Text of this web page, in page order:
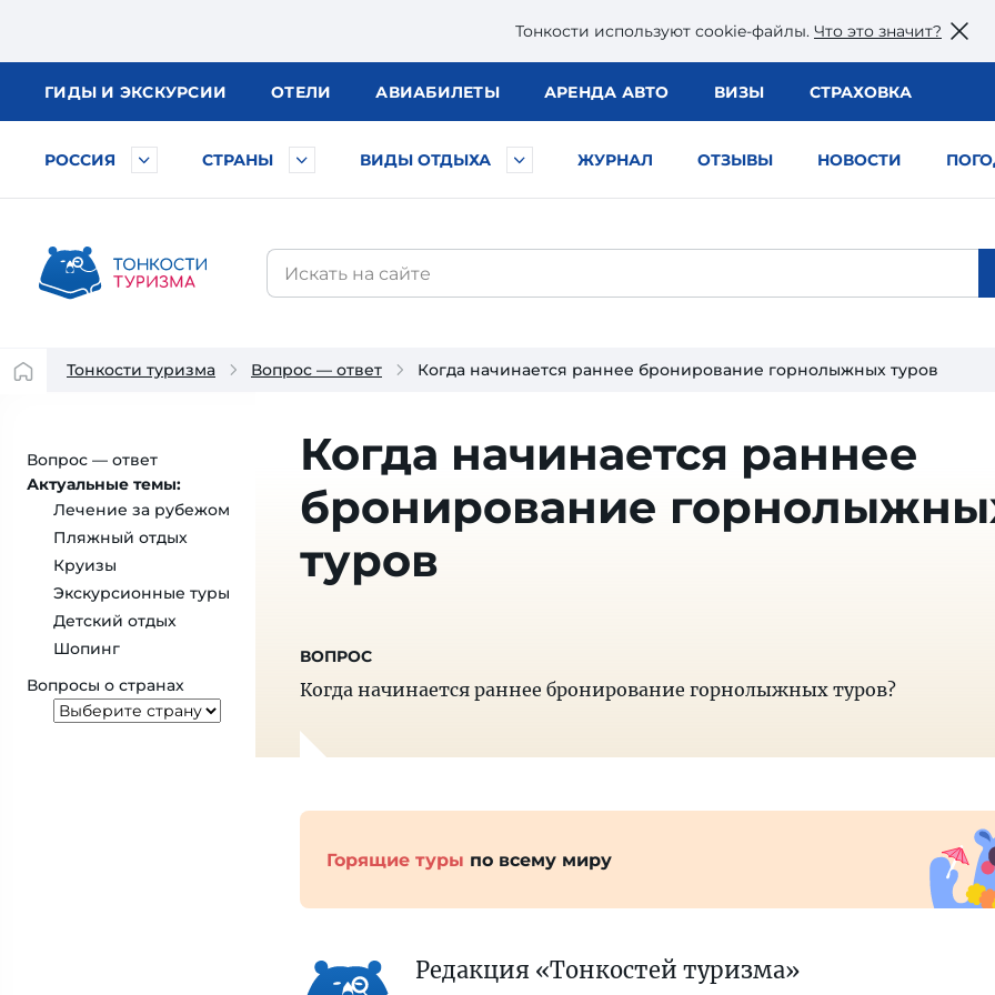
Тонкости используют сookie-файлы. Что это значит?
ГИДЫ И ЭКСКУРСИИ ОТЕЛИ АВИАБИЛЕТЫ АРЕНДА АВТО ВИЗЫ СТРАХОВКА
РОССИЯ СТРАНЫ ВИДЫ ОТДЫХА ЖУРНАЛ ОТЗЫВЫ НОВОСТИ
Тонкости туризма Вопрос — ответ Когда начинается раннее бронирование горнолыжных туров
Вопрос — ответ
Актуальные темы:
Лечение за рубежом
Пляжный отдых
Круизы
Экскурсионные туры
Детский отдых
Шопинг
Вопросы о странах
Когда начинается раннее
бронирование
туров
Когда начинается раннее бронирование горнолыжных туров?
Горящие туры по всему миру
Редакция «Тонкостей туризма»